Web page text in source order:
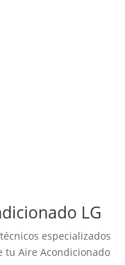
LG
especializados
tu Aire Acondicionado